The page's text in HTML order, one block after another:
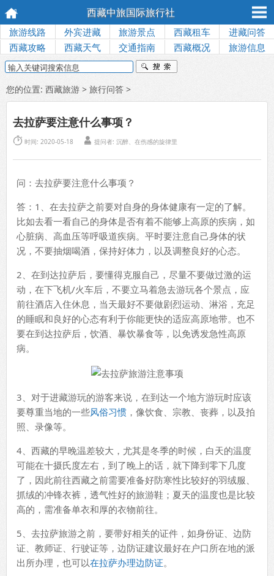
西藏中旅国际旅行社
旅游线路 外宾进藏 旅游景点 西藏租车
进藏问答
西藏攻略
西藏天气 交通指南 西藏概况 旅游信息
您的位置: 西藏旅游 > 旅行问答 >
去拉萨要注意什么事项？
 时间: 2020-05-18  提问者: 沉醉、在伤感的旋律里
问：去拉萨要注意什么事项？
答：1、在去拉萨之前要对自身的身体健康有一定的了解。
比如去看一看自己的身体是否有着不能够上高原的疾病，如
心脏病、高血压等呼吸道疾病。平时要注意自己身体的状
况，不要抽烟喝酒，保持好体力，以及调整良好的心态。
2、在到达拉萨后，要懂得克服自己，尽量不要做过激的运
动，在下飞机/火车后，不要立马着急去游玩各个景点，应
前往酒店入住休息，当天最好不要做剧烈运动、淋浴，充足
的睡眠和良好的心态有利于你能更快的适应高原地带。也不
要在到达拉萨后，饮酒、暴饮暴食等，以免诱发急性高原
病。
3、对于进藏游玩的游客来说，在到达一个地方游玩时应该
要尊重当地的一些风俗习惯 ，像饮食、宗教、丧葬，以及拍
照、录像等。
4、西藏的早晚温差较大，尤其是冬季的时候，白天的温度
可能在十摄氏度左右，到了晚上的话，就下降到零下几度
了，因此前往西藏之前需要准备好防寒性比较好的羽绒服、
抓绒的冲锋衣裤，透气性好的旅游鞋；夏天的温度也是比较
高的，需准备单衣和厚的衣物前往。
5、去拉萨旅游之前，要带好相关的证件，如身份证、边防
证、教师证、行驶证等，边防证建议最好在户口所在地的派
出所办理，也可以在拉萨办理边防证。